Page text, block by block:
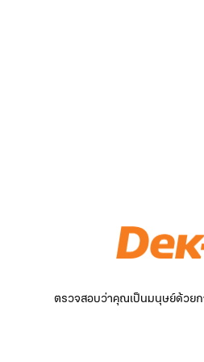
ตรวจสอบว่าคุณเป็นมนุษย์ด้วยก